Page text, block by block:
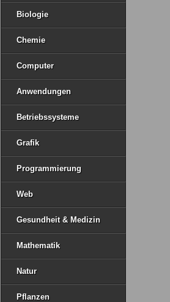
Biologie
Chemie
Computer
Anwendungen
Betriebssysteme
Grafik
Programmierung
Web
Gesundheit & Medizin
Mathematik
Natur
Pflanzen